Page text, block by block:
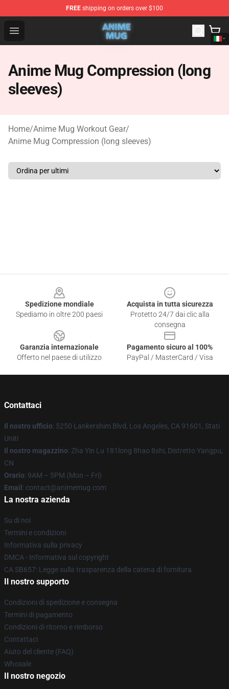
FREE shipping on orders over $100
Open menu
Anime Mug Shop - The Best Store of Anime Mug
Anime Mug Compression (long
sleeves)
Home/Anime Mug Workout Gear/
Anime Mug Compression (long sleeves)
Spedizione mondiale
Spediamo in oltre 200 paesi
Acquista in tutta sicurezza
Protetto 24/7 dai clic alla
consegna
Garanzia internazionale
Offerto nel paese di utilizzo
Pagamento sicuro al 100%
PayPal / MasterCard / Visa
Contattaci
Il nostro ufficio: 5250 Lankershim Blvd, Los Angeles, CA 91601, Stati
Uniti
Il nostro magazzino: Zha Yin Lu 181long 8hao 8shi, Distretto Yangpu,
CN
Orario: 9AM – 5PM (Mon – Fri)
Email : contact@animemug.com
La nostra azienda
Su di noi
Termini e condizioni
Informativa sulla privacy
DMCA - Informativa sul copyright
CA SB657: Legge sulla trasparenza della catena di fornitura
Il nostro supporto
Condizioni di spedizione e consegna
Termini di pagamento
Condizioni di ritorno e rimborso
Contattaci
Aiuto del cliente (FAQ)
Whosale
Il nostro negozio